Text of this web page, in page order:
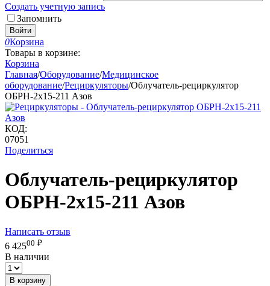
Создать учетную запись
Запомнить
Войти
0Корзина
Товары в корзине:
Корзина
Главная/Оборудование/Медицинское
оборудование/Рециркуляторы/Облучатель-рециркулятор
ОБРН-2x15-211 Азов
КОД:
07051
Поделиться
Облучатель-рециркулятор
ОБРН-2x15-211 Азов
Написать отзыв
6 42500 ₽
В наличии
В корзину